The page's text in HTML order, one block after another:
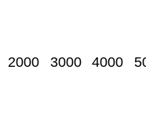
2000 3000 4000